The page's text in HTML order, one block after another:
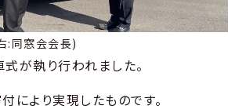
:同窓会会長)
が執り行われました。
により実現したものです。